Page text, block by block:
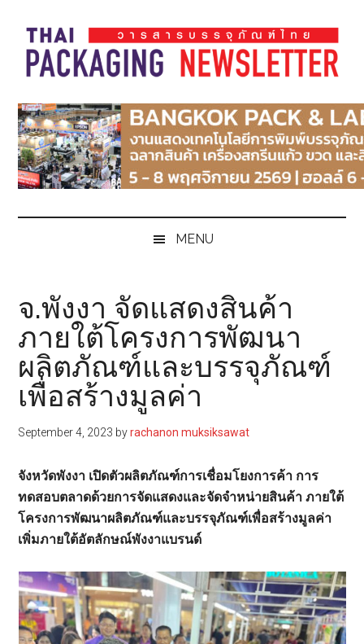
main
content
secondary
menu
primary
sidebar
footer
Thai
Pack
Magazine
Pack
Magazine
MENU
จ.พังงา จัดแสดงสินค้า
ภายใต้โครงการพัฒนา
ผลิตภัณฑ์และบรรจุภัณฑ์
เพื่อสร้างมูลค่า
September 4, 2023 byrachanon muksiksawat
จังหวัดพังงา เปิดตัวผลิตภัณฑ์การเชื่อมโยงการค้า การ
ทดสอบตลาดด้วยการจัดแสดงและจัดจำหน่ายสินค้า ภายใต้
โครงการพัฒนาผลิตภัณฑ์และบรรจุภัณฑ์เพื่อสร้างมูลค่า
เพิ่มภายใต้อัตลักษณ์พังงาแบรนด์